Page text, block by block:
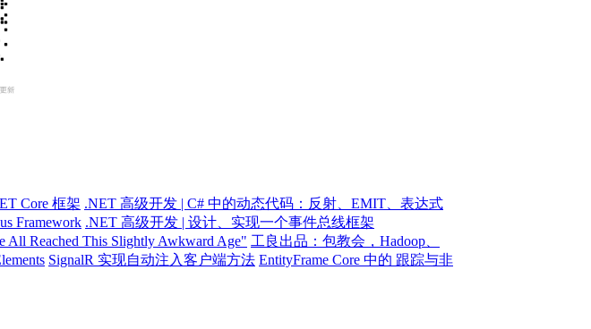
Core 框架 .NET 高级开发 | C# 中的动态代码：反射、EMIT、表达式
Framework .NET 高级开发 | 设计、实现一个事件总线框架
All Reached This Slightly Awkward Age" 工良出品：包教会，Hadoop、
SignalR 实现自动注入客户端方法 EntityFrame Core 中的 跟踪与非